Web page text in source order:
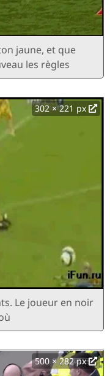
jaune, et que
les règles
302 × 221 px
Le joueur en noir
500 × 282 px